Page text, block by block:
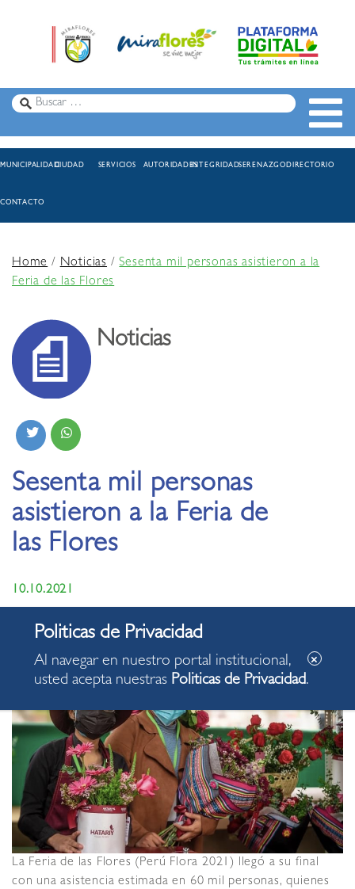
MUNICIPALIDADCIUDAD SERVICIOS AUTORIDADESINTEGRIDADSERENAZGODIRECTORIO
CONTACTO
Home/Noticias /Sesenta mil personas asistieron a la
Feria de las Flores
Noticias
Sesenta mil personas
asistieron a la Feria de
las Flores
10.10.2021
• Evento se clausuró exitosamente en Miraflores.
La Feria de las Flores (Perú Flora 2021) llegó a su final
con una asistencia estimada en 60 mil personas, quienes
Al navegar en nuestro portal institucional,
usted acepta nuestras Politicas de Privacidad.